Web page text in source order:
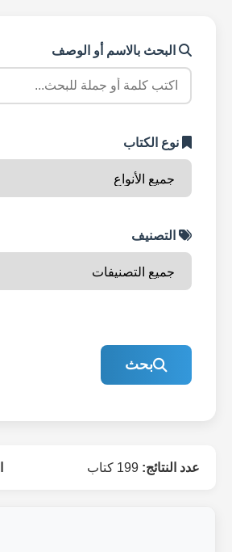
البحث بالاسم أو الوصف
نوع الكتاب
التصنيف
بحث
عدد النتائج: